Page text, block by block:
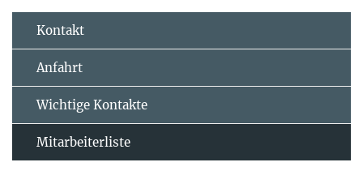
Kontakt
Anfahrt
Wichtige Kontakte
Mitarbeiterliste